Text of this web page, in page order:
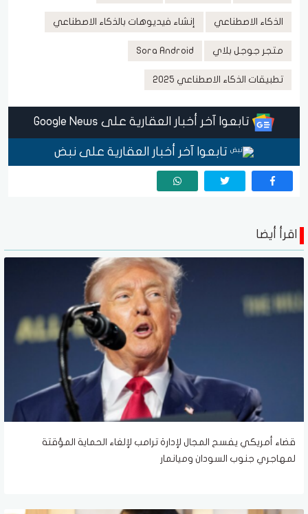
الذكاء الاصطناعي إنشاء فيديوهات بالذكاء الاصطناعي
متجر جوجل بلاي Sora Android
تطبيقات الذكاء الاصطناعي 2025
تابعوا آخر أخبار العقارية على Google News
تابعوا آخر أخبار العقارية على نبض
اقرأ أيضا
قضاء أمريكي يفسح المجال لإدارة ترامب لإلغاء الحماية المؤقتة
لمهاجري جنوب السودان وميانمار